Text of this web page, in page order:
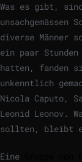
Was es gibt,
unsachgemässen
diverse Männer
ein paar
hatten, fanden
unkenntlich
Nicola Caputo,
Leonid Leonov.
sollten, bleibt
Eine